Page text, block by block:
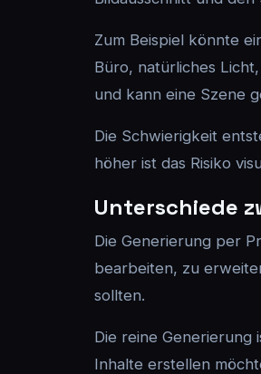
Zum Beispiel könnte
Büro, natürliches
und kann eine Szene
Die Schwierigkeit
höher ist das Risiko
Unterschiede
Die Generierung per
bearbeiten, zu
sollten.
Die reine Generierung
Inhalte erstellen